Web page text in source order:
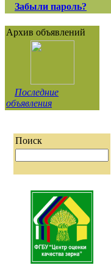
Забыли пароль?
Архив объявлений
Последние
объявления
Поиск